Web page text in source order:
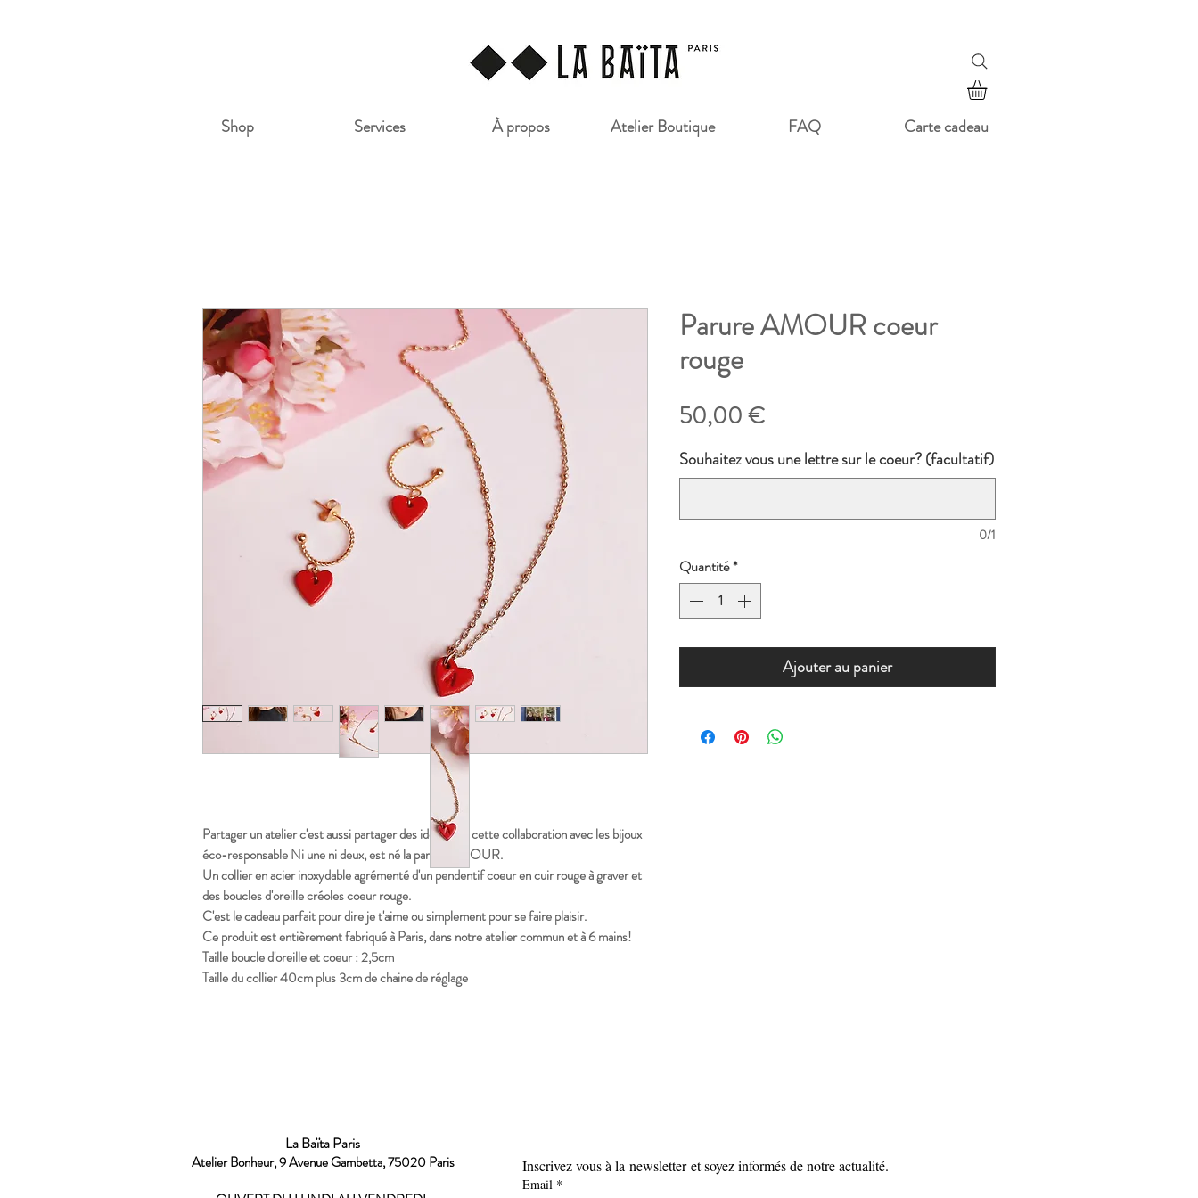
Shop Services À propos Atelier Boutique FAQ Carte cadeau
Partager un atelier c'est aussi partager des idées! De cette collaboration avec les bijoux
éco-responsable Ni une ni deux, est né la parure AMOUR.
Un collier en acier inoxydable agrémenté d'un pendentif coeur en cuir rouge à graver et
des boucles d'oreille créoles coeur rouge.
C'est le cadeau parfait pour dire je t'aime ou simplement pour se faire plaisir.
Ce produit est entièrement fabriqué à Paris, dans notre atelier commun et à 6 mains!
Taille boucle d'oreille et coeur : 2,5cm
Taille du collier 40cm plus 3cm de chaine de réglage
Parure AMOUR coeur
rouge
50,00 €Prix
Souhaitez vous une lettre sur le coeur? (facultatif)
0/1
Quantité*
Ajouter au panier
La Baïta Paris
Atelier Bonheur, 9 Avenue Gambetta, 75020 Paris
Inscrivez vous à la newsletter et soyez informés de notre actualité.
Email *